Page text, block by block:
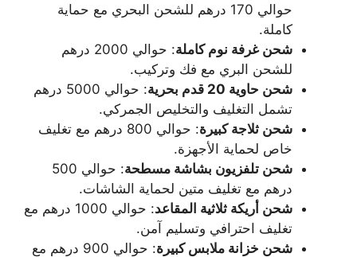
حوالي 170 درهم للشحن البحري مع حماية
كاملة.
شحن غرفة نوم كاملة
: حوالي 2000 درهم
للشحن البري مع فك وتركيب.
شحن حاوية 20 قدم بحرية
: حوالي 5000 درهم
تشمل التغليف والتخليص الجمركي.
شحن ثلاجة كبيرة
: حوالي 800 درهم مع تغليف
خاص لحماية الأجهزة.
شحن تلفزيون بشاشة مسطحة
: حوالي 500
درهم مع تغليف متين لحماية الشاشات.
شحن أريكة ثلاثية المقاعد
: حوالي 1000 درهم مع
تغليف احترافي وتسليم آمن.
شحن خزانة ملابس كبيرة
: حوالي 900 درهم مع